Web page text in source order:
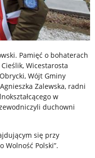
Pamięć o bohaterach
Wicestarosta
Wójt Gminy
Zalewska, radni
w
duchowni
się przy
Wolność Polski”.